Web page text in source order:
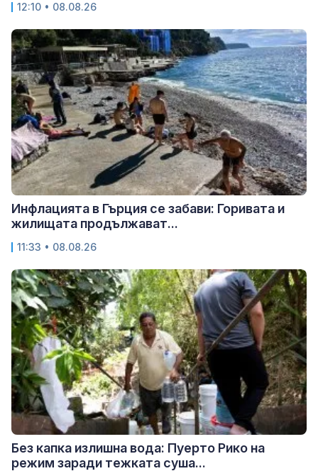
12:10 • 08.08.26
Инфлацията в Гърция се забави: Горивата и
жилищата продължават...
11:33 • 08.08.26
Без капка излишна вода: Пуерто Рико на
режим заради тежката суша...